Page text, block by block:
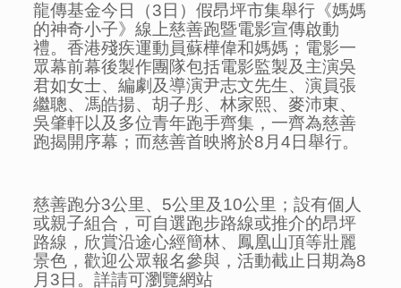
龍傳基金今日（3日）假昂坪市集舉行《媽媽
的神奇小子》線上慈善跑暨電影宣傳啟動
禮。香港殘疾運動員蘇樺偉和媽媽；電影一
眾幕前幕後製作團隊包括電影監製及主演吳
君如女士、編劇及導演尹志文先生、演員張
繼聰、馮皓揚、胡子彤、林家熙、麥沛東、
吳肇軒以及多位青年跑手齊集，一齊為慈善
跑揭開序幕；而慈善首映將於8月4日舉行。
慈善跑分3公里、5公里及10公里；設有個人
或親子組合，可自選跑步路線或推介的昂坪
路線，欣賞沿途心經簡林、鳳凰山頂等壯麗
景色，歡迎公眾報名參與，活動截止日期為8
月3日。詳請可瀏覽網站